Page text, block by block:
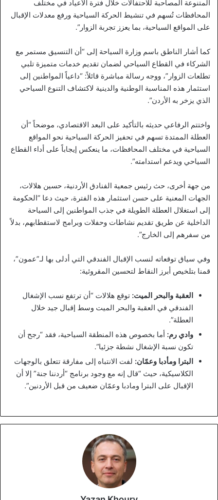
المتنوعة المصاحبة للاحتفالات خلال فترة الأعياد في مختلف
المحافظات تُسهم في تنشيط الحركة السياحية ورفع معدلات الإقبال
على المواقع السياحية، بما يعزز تجربة الزوار”.
كما أشار الناطق باسم وزارة السياحة إلى “أن التنسيق مستمر مع
الشركاء في القطاع السياحي لضمان تقديم خدمات متميزة تلبي
تطلعات الزوار”، ووجه رسالة مباشرة قائلاً: “داعياً المواطنين إلى
استثمار هذه المناسبة الوطنية والدينية لاكتشاف التنوع السياحي
الذي يزخر به الأردن”.
واختتم الرفاعي حديثه بالتأكيد على البعد الاقتصادي، موضحاً “أن
العطلة الممتدة تسهم في تحفيز الحركة السياحية نحو المواقع
السياحية في مختلف المحافظات، ما ينعكس إيجاباً على أداء القطاع
السياحي ويدعم استدامته”.
من جهة أخرى، حث رئيس جمعية الفنادق الأردنية، حسين هلالات،
الجهات المعنية على حسن استثمار هذه الفترة، حيث دعا “الحكومة
إلى استغلال العطلة الطويلة في جذب المواطنين إلى السياحة
الداخلية عن طريق تقديم نشاطات وحفلات وبرامج لاستقطابهم، بدلاً
من سفرهم إلى الخارج”.
وفي سياق توقعاته لنسب الإقبال الفندقي التي أدلى بها لـ”عمون”،
قمنا بتلخيص أبرز النقاط لتحسين المقروئية:
العقبة والبحر الميت: توقع هلالات “أن ترتفع نسب الإشغال
الفندقي في العقبة والبحر الميت وسط إقبال جيد خلال
العطلة”.
وادي رم: أما بخصوص هذه المنطقة السياحية، فقد “رجح أن
تكون نسبة الإشغال نشطة جزئيا”.
البترا ومأدبا وعمّان: لفت الانتباه إلى مفارقة تتعلق بالوجهات
الكلاسيكية، حيث “قال إنه مع وجود برنامج “أردننا جنة” إلا أن
الإقبال على البترا ومادبا وعمّان ضعيف من قبل الأردنين”.